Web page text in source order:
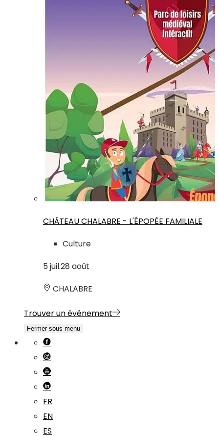
CHÂTEAU CHALABRE - L'ÉPOPÉE FAMILIALE
Culture
5 juil.28 août
CHALABRE
Trouver un événement
Fermer sous-menu
FR
EN
ES